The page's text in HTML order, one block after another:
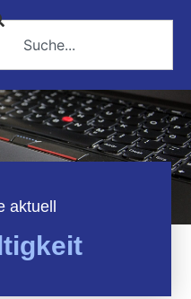
aktuell